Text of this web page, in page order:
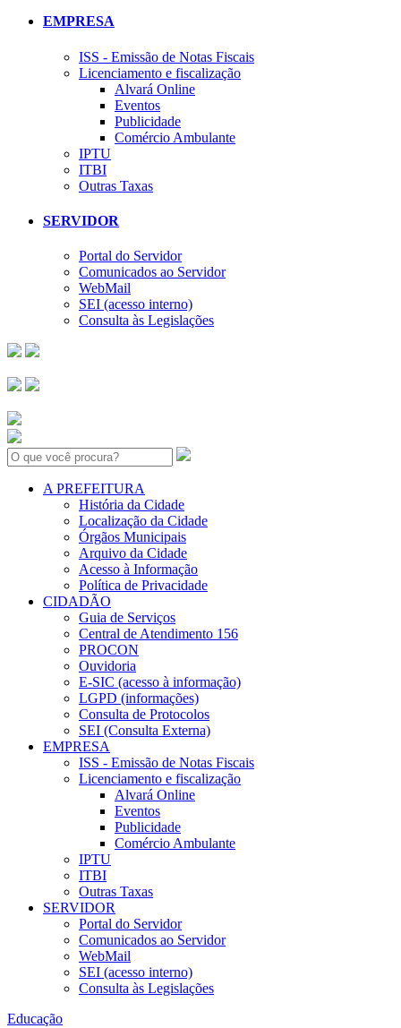
EMPRESA
ISS - Emissão de Notas Fiscais
Licenciamento e fiscalização
Alvará Online
Eventos
Publicidade
Comércio Ambulante
IPTU
ITBI
Outras Taxas
SERVIDOR
Portal do Servidor
Comunicados ao Servidor
WebMail
SEI (acesso interno)
Consulta às Legislações
Search:
A PREFEITURA
História da Cidade
Localização da Cidade
Órgãos Municipais
Arquivo da Cidade
Acesso à Informação
Política de Privacidade
CIDADÃO
Guia de Serviços
Central de Atendimento 156
PROCON
Ouvidoria
E-SIC (acesso à informação)
LGPD (informações)
Consulta de Protocolos
SEI (Consulta Externa)
EMPRESA
ISS - Emissão de Notas Fiscais
Licenciamento e fiscalização
Alvará Online
Eventos
Publicidade
Comércio Ambulante
IPTU
ITBI
Outras Taxas
SERVIDOR
Portal do Servidor
Comunicados ao Servidor
WebMail
SEI (acesso interno)
Consulta às Legislações
Educação